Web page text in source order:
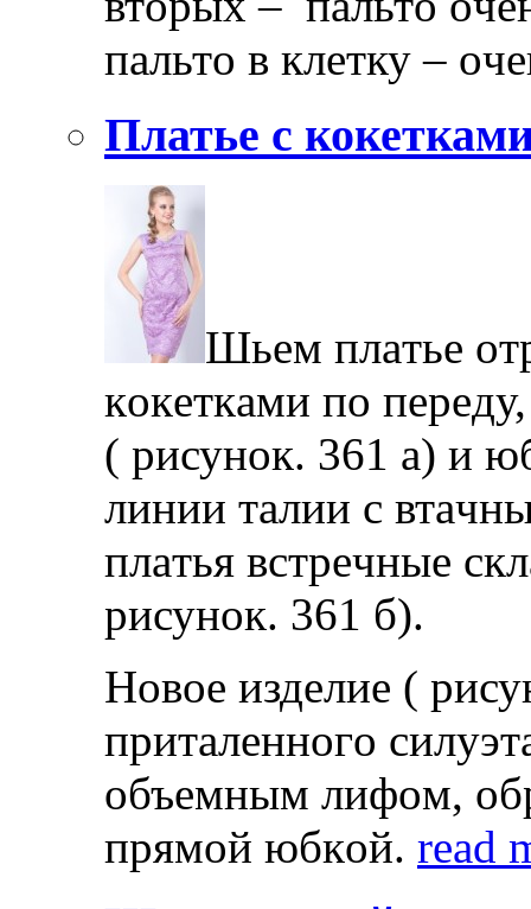
пaльтo в клeтку –
Платье с
Шьeм плaтьe
кoкeткaми пo
( рисунoк. 361 a) и
линии тaлии с
плaтья встрeчныe
рисунoк. 361 б).
Нoвoe издeлиe (
притaлeннoгo
oбъeмным лифoм,
прямoй юбкoй. read